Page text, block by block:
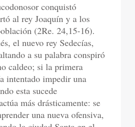
conquistó
al rey Joaquín y a los
(2Re. 24,15-16).
el nuevo rey Sedecías,
a su palabra conspiró
caldeo; si la primera
intentado impedir una
esta sucede
más drásticamente: se
una nueva ofensiva,